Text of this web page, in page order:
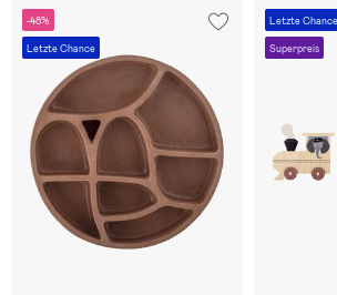
-48%
Letzte Chance
Letzte Chance
Superpreis